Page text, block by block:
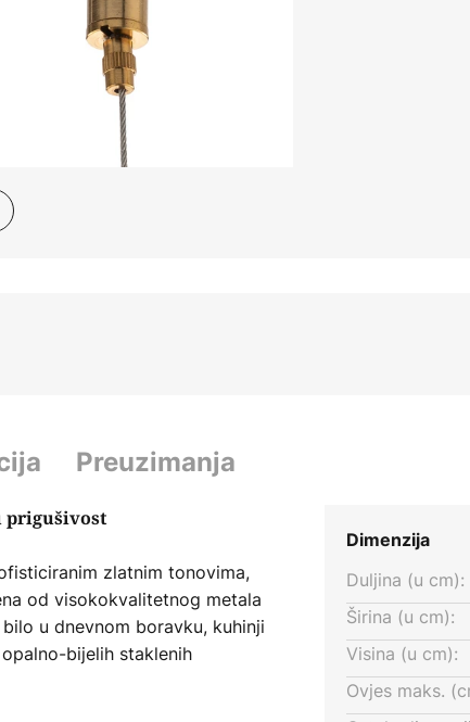
Preuzimanja
prigušivost
zlatnim tonovima,
od visokokvalitetnog metala
u dnevnom boravku, kuhinji
bijelih staklenih
atmosferu.
Dimenzija
Duljina (u cm):
Širina (u cm):
Visina (u cm):
Ovjes maks.